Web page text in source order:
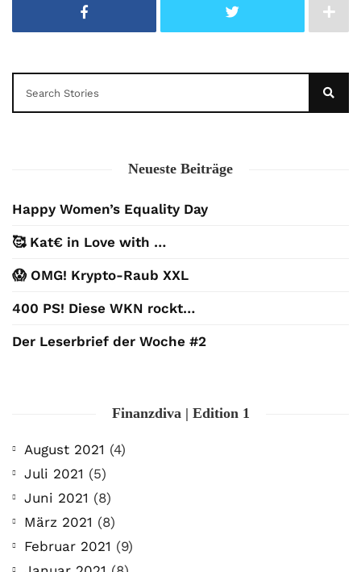
Neueste Beiträge
Happy Women’s Equality Day
🥰 Kat€ in Love with …
😱 OMG! Krypto-Raub XXL
400 PS! Diese WKN rockt…
Der Leserbrief der Woche #2
Finanzdiva | Edition 1
August 2021 (4)
Juli 2021 (5)
Juni 2021 (8)
März 2021 (8)
Februar 2021 (9)